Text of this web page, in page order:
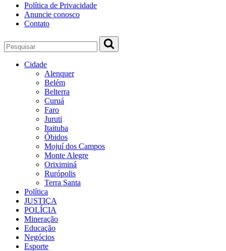
Política de Privacidade
Anuncie conosco
Contato
Cidade
Alenquer
Belém
Belterra
Curuá
Faro
Juruti
Itaituba
Óbidos
Mojuí dos Campos
Monte Alegre
Oriximiná
Rurópolis
Terra Santa
Política
JUSTIÇA
POLÍCIA
Mineração
Educação
Negócios
Esporte